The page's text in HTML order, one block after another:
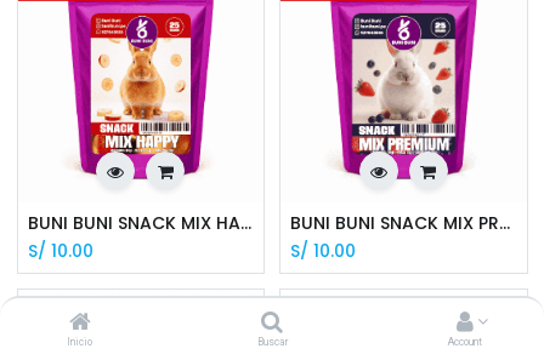
Inicio Buscar Account
BUNI BUNI SNACK MIX HAPPY 25 G
S/ 10.00
BUNI BUNI SNACK MIX PREMIUM 25 G
S/ 10.00
3X S/25 SOLES